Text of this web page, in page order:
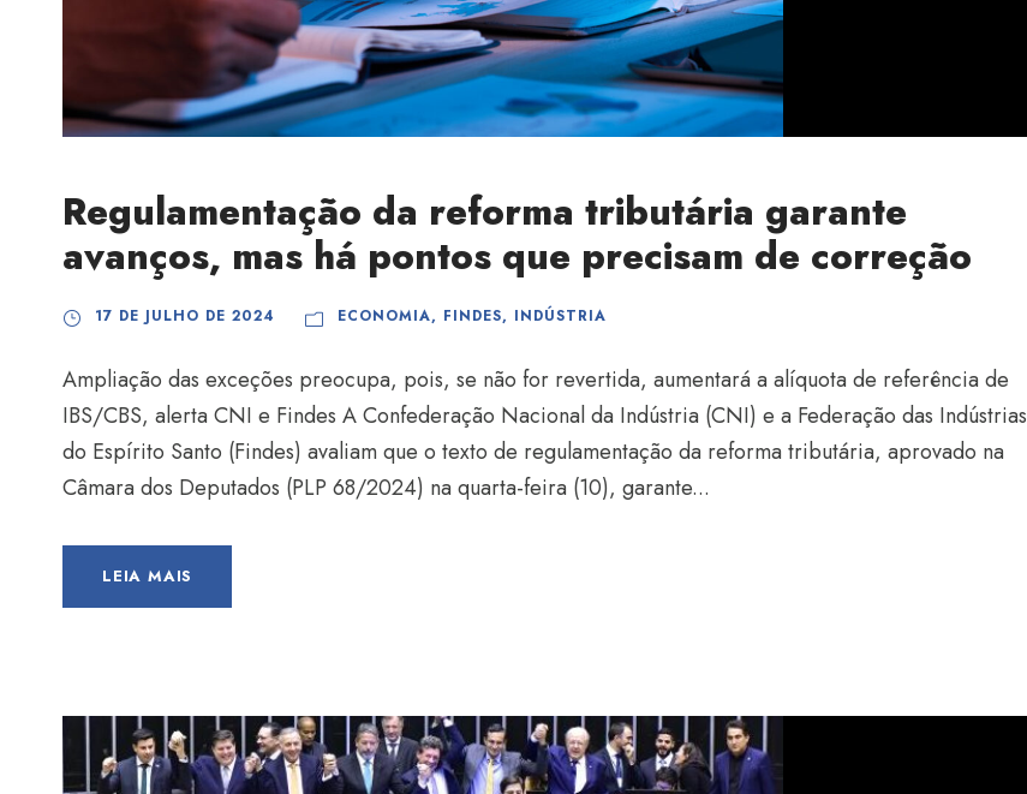
Regulamentação da reforma tributária garante
avanços, mas há pontos que precisam de correção
17 DE JULHO DE 2024 ECONOMIA, FINDES, INDÚSTRIA
Ampliação das exceções preocupa, pois, se não for revertida, aumentará a alíquota de referência de
IBS/CBS, alerta CNI e Findes A Confederação Nacional da Indústria (CNI) e a Federação das Indústrias
do Espírito Santo (Findes) avaliam que o texto de regulamentação da reforma tributária, aprovado na
Câmara dos Deputados (PLP 68/2024) na quarta-feira (10), garante...
LEIA MAIS